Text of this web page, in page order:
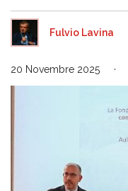
Fulvio Lavina
20 Novembre 2025